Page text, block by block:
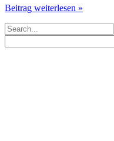
Vitamin
Mangel:
Folgen
für
Beitrag weiterlesen »
Suchen
nach: